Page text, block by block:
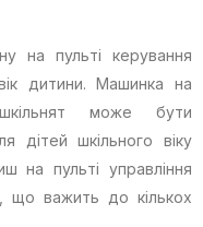
на пульті керування
дитини. Машинка на
може бути
дітей шкільного віку
на пульті управління
що важить до кількох